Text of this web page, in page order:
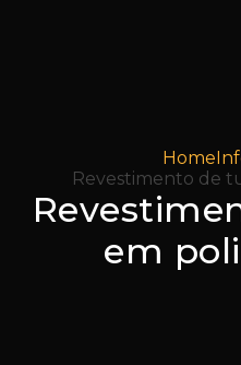
Home
Revestimento de
em